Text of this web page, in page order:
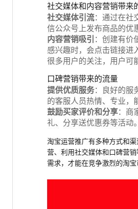
社交媒体和内容营销带来
社交媒体引流：通过在社
信公众号上发布商品的优
内容营销吸引：创建有价
感兴趣时，会点击链接进
很多用户的关注，用户可
口碑营销带来的流量
提供优质服务：良好的服
的客服人员热情、专业，
鼓励买家评价和分享：商
礼、分享送优惠券等活动
淘宝运营推广有多种方式和
营、利用社交媒体和口碑营
需求，才能在竞争激烈的淘宝